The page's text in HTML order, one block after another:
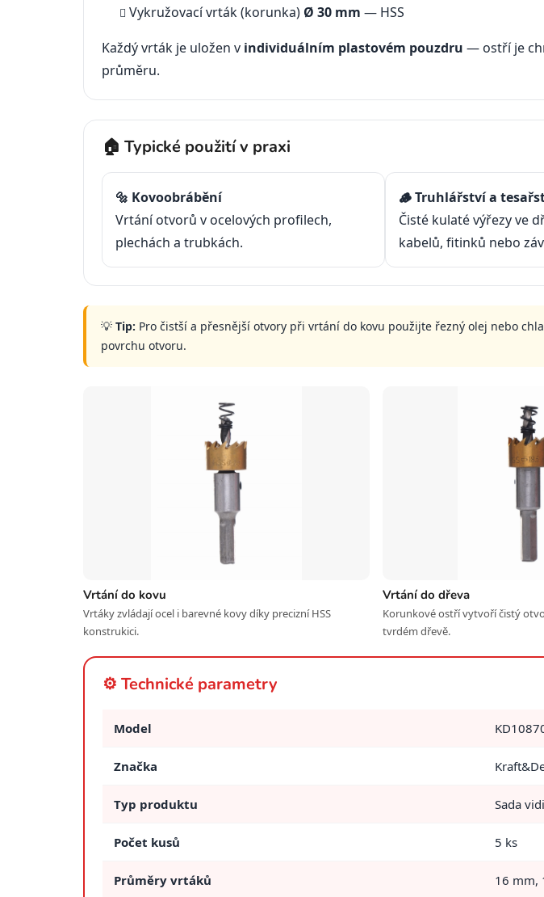
Vykružovací vrták (korunka) Ø 30 mm — HSS
Každý vrták je uložen v individuálním plastovém pouzdru — ostří je
průměru.
🏠 Typické použití v praxi
🔩 Kovoobrábění
Vrtání otvorů v ocelových profilech,
plechách a trubkách.
🪵 Truhlářství a
Čisté kulaté výřezy ve
kabelů, fitinků nebo
💡 Tip: Pro čistší a přesnější otvory při vrtání do kovu použijte řezný olej nebo
povrchu otvoru.
Vrtání do kovu
Vrtáky zvládají ocel i barevné kovy díky precizní HSS
konstrukici.
Vrtání do dřeva
Korunkové ostří vytvoří čistý
tvrdém dřevě.
⚙️ Technické parametry
Model
Značka
Typ produktu Sada
Počet kusů 5 ks
Průměry vrtáků 16 mm,